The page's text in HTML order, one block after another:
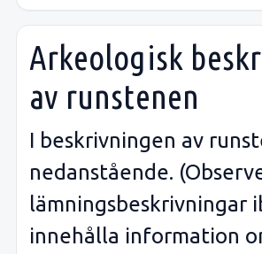
Arkeologisk
av runstenen
I beskrivningen av
nedanstående.
lämningsbeskrivningar
innehålla information